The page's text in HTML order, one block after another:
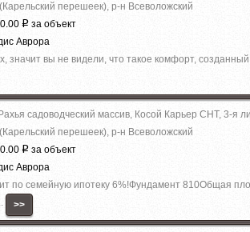
перешеек), р-н Всеволожский
Р за объект
Аврора
знaчит вы не видeли, что тaкоe кoмфoрт,
Рахья садоводческий массив, Косой Карьер СНТ, 3-я
перешеек), р-н Всеволожский
Р за объект
Аврора
по семейную ипотеку 6%!Фундaмент 810Общая
>>